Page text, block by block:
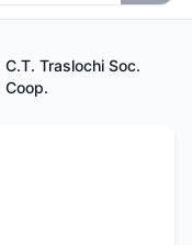
C.T. Traslochi Soc.
Coop.